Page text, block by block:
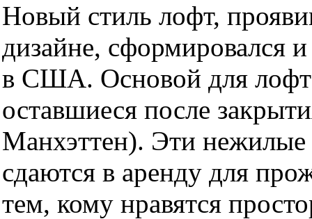
Новый стиль лофт,
дизайне, сформировался
в США. Основой для
оставшиеся после
Манхэттен). Эти нежилые
сдаются в аренду для
тем, кому нравятся